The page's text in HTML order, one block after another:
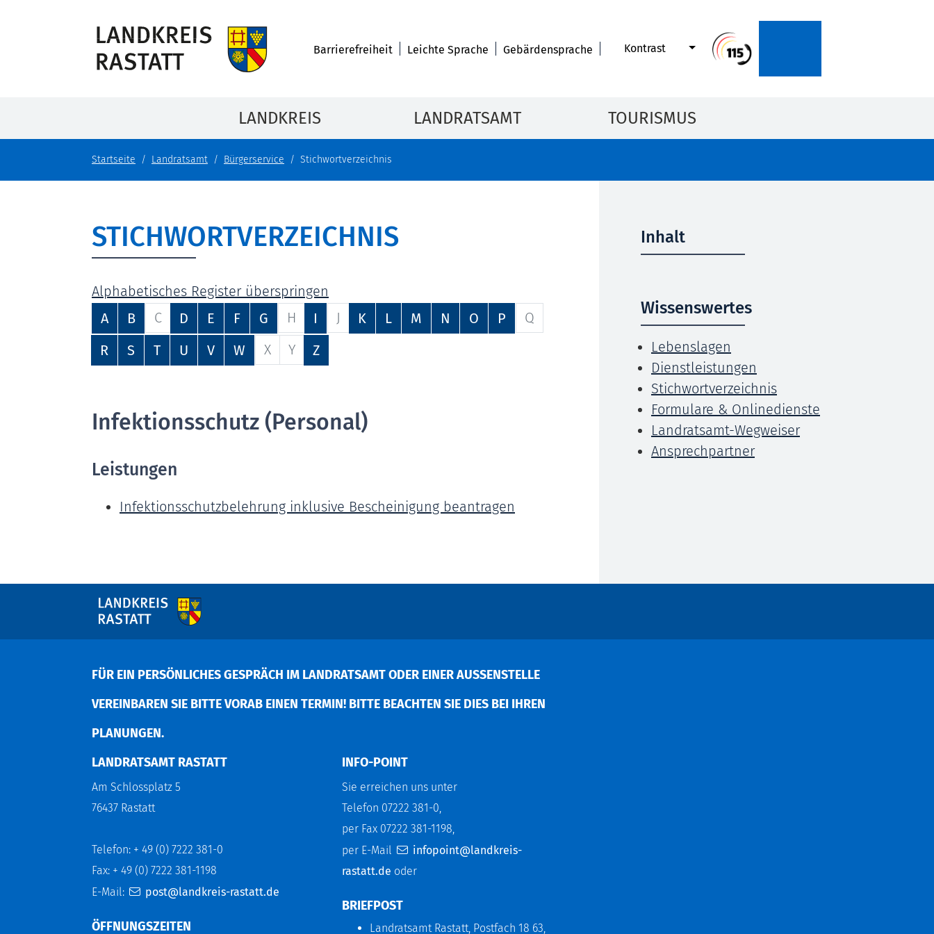
Barrierefreiheit Leichte Sprache Gebärdensprache Kontrast
LANDKREIS LANDRATSAMT TOURISMUS
Startseite Landratsamt Bürgerservice Stichwortverzeichnis
STICHWORTVERZEICHNIS
Alphabetisches Register überspringen
A
B C D E F G H I J K L M N O P
Q
R
S T U V W X Y Z
Infektionsschutz (Personal)
Leistungen
Infektionsschutzbelehrung inklusive Bescheinigung beantragen
Inhalt
Wissenswertes
Lebenslagen
Dienstleistungen
Stichwortverzeichnis
Formulare & Onlinedienste
Landratsamt-Wegweiser
Ansprechpartner
FÜR EIN PERSÖNLICHES GESPRÄCH IM LANDRATSAMT ODER EINER AUSSENSTELLE V
EREINBAREN SIE BITTE VORAB EINEN TERMIN! BITTE BEACHTEN SIE DIES BEI IHREN P
LANUNGEN.
LANDRATSAMT RASTATT
Am Schlossplatz 5
76437 Rastatt
Telefon: + 49 (0) 7222 381-0
Fax: + 49 (0) 7222 381-1198
E-Mail:
post@landkreis-rastatt.de
ÖFFNUNGSZEITEN
INFO-POINT
Sie erreichen uns unter
Telefon 07222 381-0,
per Fax 07222 381-1198,
per E-Mail
infopoint@landkreis-
rastatt.de oder
BRIEFPOST
Landratsamt Rastatt, Postfach 18 63,